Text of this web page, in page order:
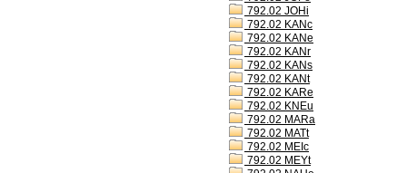
792.02 JOHi
792.02 KANc
792.02 KANe
792.02 KANr
792.02 KANs
792.02 KANt
792.02 KARe
792.02 KNEu
792.02 MARa
792.02 MATt
792.02 MEIc
792.02 MEYt